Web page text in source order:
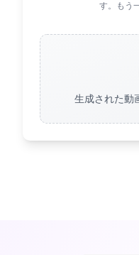
す。もう
生成された動